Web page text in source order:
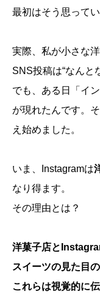
最初はそう思ってい
実際、私が小さな
SNS投稿は“なんと
でも、ある日「イ
が現れたんです。
え始めました。
いま、Instagramは
なり得ます。
その理由とは？
洋菓子店と
スイーツの見た目
これらは視覚的に